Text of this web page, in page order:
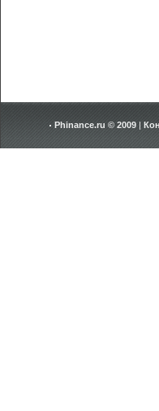
Phinance.ru © 2009 |